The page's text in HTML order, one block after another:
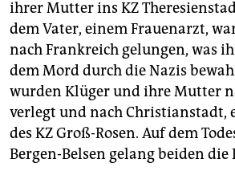
ihrer Mutter ins KZ
dem Vater, einem Frauenarzt,
nach Frankreich gelungen, was
dem Mord durch die Nazis
wurden Klüger und ihre Mutter
verlegt und nach Christianstadt,
des KZ Groß-Rosen. Auf dem
Bergen-Belsen gelang beiden die